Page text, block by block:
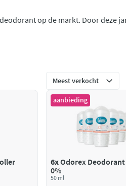
op de markt. Door deze
aanbieding
6xOdorex
0%
50 ml